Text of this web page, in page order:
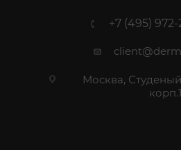
+7 (495)
Москва,
корп.1